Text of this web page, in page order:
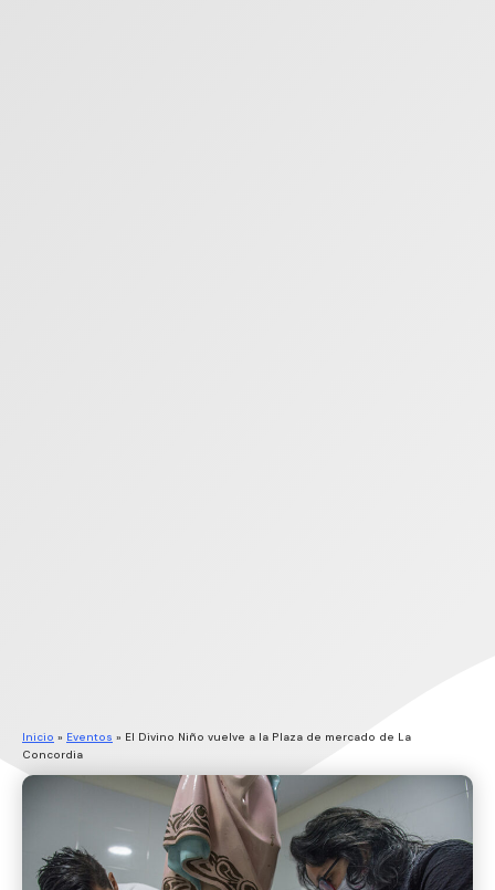
Inicio » Eventos » El Divino Niño vuelve a la Plaza de mercado de La
Concordia